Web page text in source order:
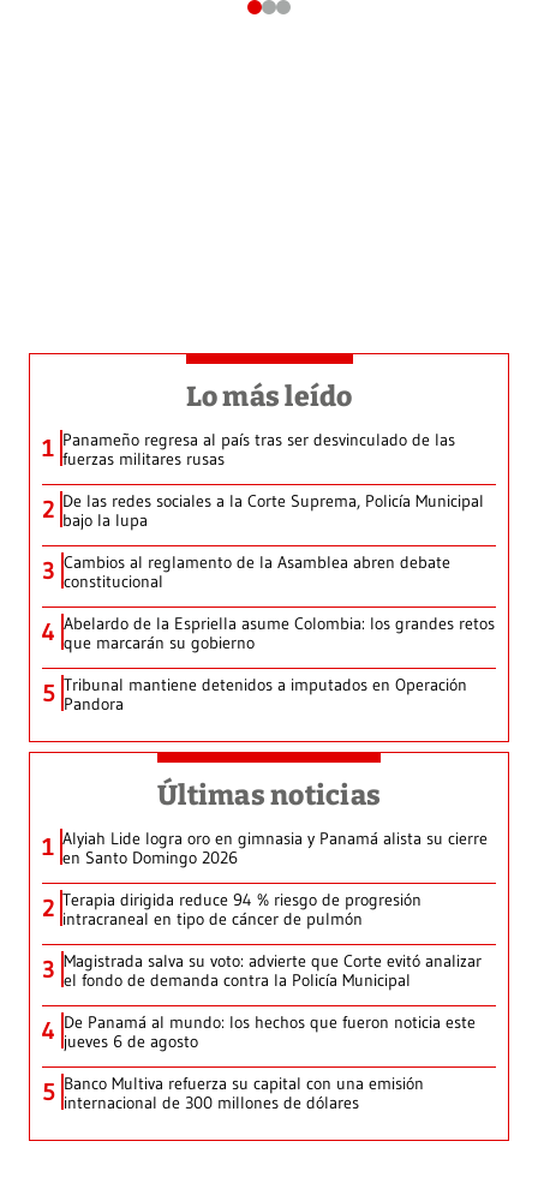
Lo más leído
1 Panameño regresa al país tras ser desvinculado de las
fuerzas militares rusas
2 De las redes sociales a la Corte Suprema, Policía Municipal
bajo la lupa
3 Cambios al reglamento de la Asamblea abren debate
constitucional
4 Abelardo de la Espriella asume Colombia: los grandes retos
que marcarán su gobierno
5 Tribunal mantiene detenidos a imputados en Operación
Pandora
Últimas noticias
1 Alyiah Lide logra oro en gimnasia y Panamá alista su cierre
en Santo Domingo 2026
2 Terapia dirigida reduce 94 % riesgo de progresión
intracraneal en tipo de cáncer de pulmón
3 Magistrada salva su voto: advierte que Corte evitó analizar
el fondo de demanda contra la Policía Municipal
4 De Panamá al mundo: los hechos que fueron noticia este
jueves 6 de agosto
5 Banco Multiva refuerza su capital con una emisión
internacional de 300 millones de dólares